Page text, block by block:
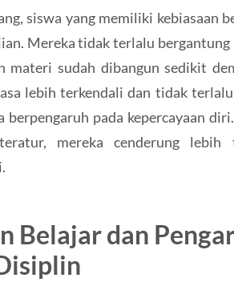
siswa yang memiliki kebiasaan
Mereka tidak terlalu bergantung
materi sudah dibangun sedikit
lebih terkendali dan tidak
pada kepercayaan
mereka cenderung lebih
Belajar dan